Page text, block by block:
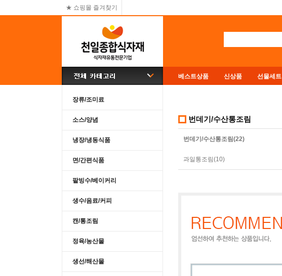
★ 쇼핑몰 즐겨찾기
베스트상품 신상품 선물세트
장류/조미료
소스/양념
냉장/냉동식품
면/간편식품
팥빙수/베이커리
생수/음료/커피
캔/통조림
정육/농산물
생선/해산물
번데기/수산통조림
번데기/수산통조림(22)
과일통조림(10)